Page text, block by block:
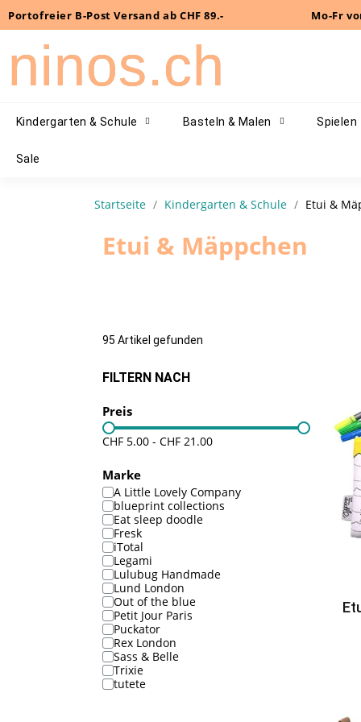
Portofreier B-Post Versand ab CHF 89.- Mo-Fr
ninos.ch
Kindergarten & Schule Basteln & Malen Spielen
Sale
Startseite Kindergarten & Schule Etui &
Etui & Mäppchen
95 Artikel gefunden
FILTERN NACH
Preis
CHF 5.00 - CHF 21.00
Marke
A Little Lovely Company
blueprint collections
Eat sleep doodle
Fresk
iTotal
Legami
Lulubug Handmade
Lund London
Out of the blue
Petit Jour Paris
Puckator
Rex London
Sass & Belle
Trixie
tutete